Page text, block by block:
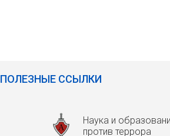
ПОЛЕЗНЫЕ ССЫЛКИ
Наука и
против террора